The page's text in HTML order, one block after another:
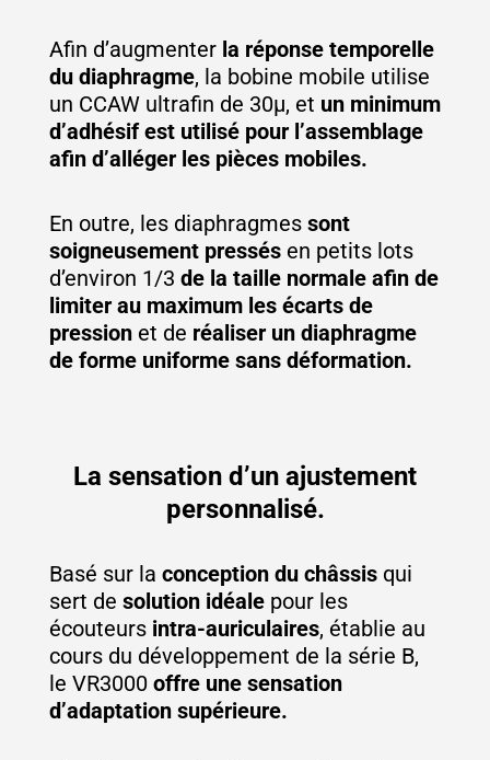
Afin d’augmenter la réponse temporelle
du diaphragme, la bobine mobile utilise
un CCAW ultrafin de 30μ, et un minimum
d’adhésif est utilisé pour l’assemblage
afin d’alléger les pièces mobiles.
En outre, les diaphragmes sont
soigneusement pressés en petits lots
d’environ 1/3 de la taille normale afin de
limiter au maximum les écarts de
pression et de réaliser un diaphragme
de forme uniforme sans déformation.
La sensation d’un ajustement
personnalisé.
Basé sur la conception du châssis qui
sert de solution idéale pour les
écouteurs intra-auriculaires, établie au
cours du développement de la série B,
le VR3000 offre une sensation
d’adaptation supérieure.